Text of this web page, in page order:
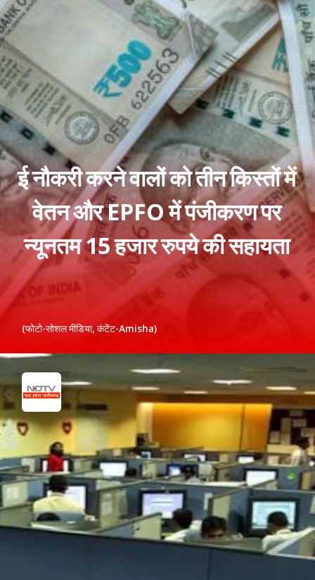
ई नौकरी करने वालों को तीन किस्तों में
वेतन और EPFO में पंजीकरण पर
न्यूनतम 15 हजार रुपये की सहायता
(फोटो-सोशल मीडिया, कंटेंट-Amisha)